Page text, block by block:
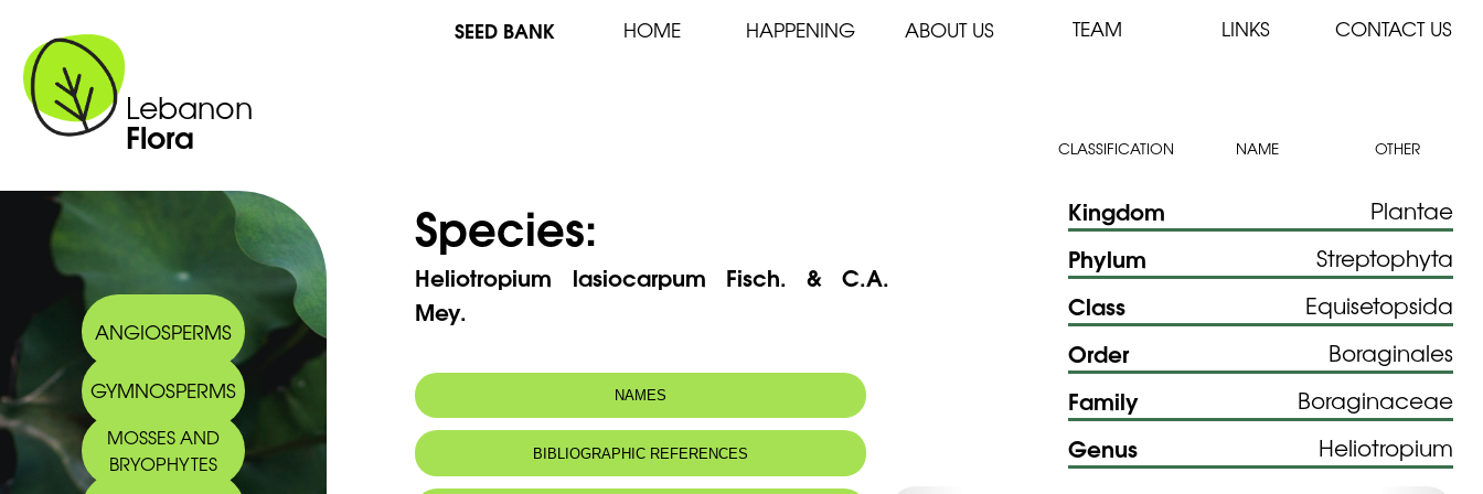
Lebanon
Flora
SEED BANK HOME HAPPENING ABOUT US TEAM LINKS CONTACT US
CLASSIFICATION NAME OTHER
ANGIOSPERMS
GYMNOSPERMS
MOSSES AND
BRYOPHYTES
Species:
Heliotropium lasiocarpum Fisch. & C.A.
Mey.
NAMES
Common name: Héliotrope à fruits velusWolly-fruited
heliotrope
BIBLIOGRAPHIC REFERENCES
Kingdom Plantae
Phylum Streptophyta
Class Equisetopsida
Order Boraginales
Family Boraginaceae
Genus Heliotropium